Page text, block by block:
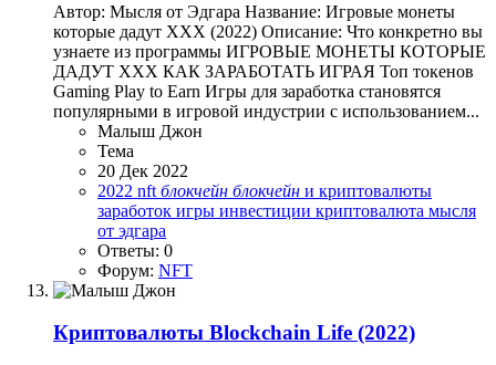
Автор: Мысля от Эдгара Название: Игровые монеты
которые дадут ХХХ (2022) Описание: Что конкретно вы
узнаете из программы ИГРОВЫЕ МОНЕТЫ КОТОРЫЕ
ДАДУТ XXX КАК ЗАРАБОТАТЬ ИГРАЯ Топ токенов
Gaming Play to Earn Игры для заработка становятся
популярными в игровой индустрии с использованием...
Малыш Джон
Тема
20 Дек 2022
2022 nft блокчейн блокчейн и криптовалюты
заработок игры инвестиции криптовалюта мысля
от эдгара
Ответы: 0
Форум: NFT
Криптовалюты Blockchain Life (2022)